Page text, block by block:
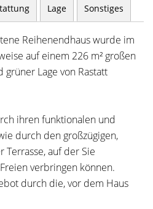
Lage Sonstiges
Reihenendhaus wurde im
auf einem 226 m² großen
Lage von Rastatt
ihren funktionalen und
durch den großzügigen,
Terrasse, auf der Sie
verbringen können.
durch die, vor dem Haus